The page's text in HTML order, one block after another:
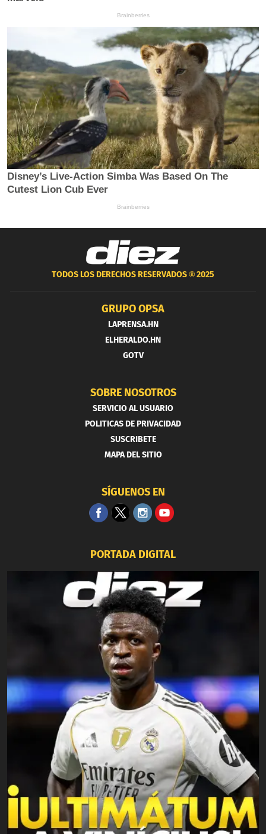
TODOS LOS DERECHOS RESERVADOS ®2025
GRUPO OPSA
LAPRENSA.HN
ELHERALDO.HN
GOTV
SOBRE NOSOTROS
SERVICIO AL USUARIO
POLITICAS DE PRIVACIDAD
SUSCRIBETE
MAPA DEL SITIO
SÍGUENOS EN
PORTADA DIGITAL